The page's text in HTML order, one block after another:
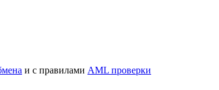
и с правилами AML проверки